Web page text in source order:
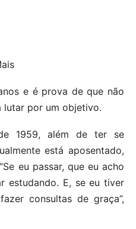
e é prova de que não
lutar por um objetivo.
1959, além de ter se
está aposentado,
eu passar, que eu acho
estudando. E, se eu tiver
consultas de graça”,